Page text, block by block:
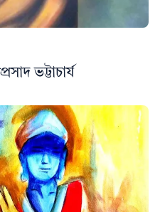
ভট্টাচাৰ্য